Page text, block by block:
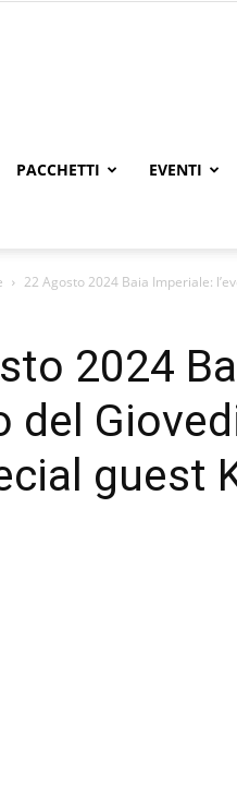
PACCHETTI EVENTI
22 Agosto 2024 Baia Imperiale:
2024
del
guest